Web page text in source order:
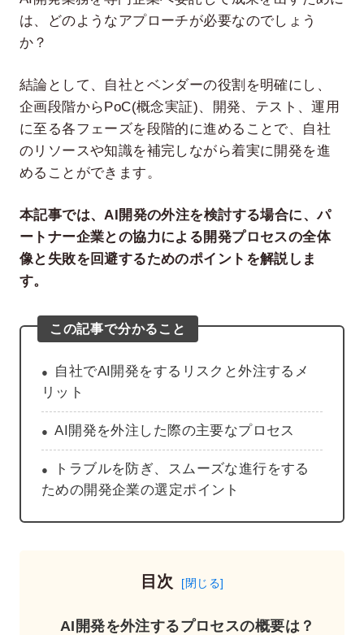
2026年7月時点 2026年6月時点
は、どのようなアプローチが必要なのでしょう
か？
結論として、自社とベンダーの役割を明確にし、
企画段階からPoC(概念実証)、開発、テスト、運用
に至る各フェーズを段階的に進めることで、自社
のリソースや知識を補完しながら着実に開発を進
めることができます。
本記事では、AI開発の外注を検討する場合に、パ
ートナー企業との協力による開発プロセスの全体
像と失敗を回避するためのポイントを解説しま
す。
この記事で分かること
自社でAI開発をするリスクと外注するメ
リット
AI開発を外注した際の主要なプロセス
トラブルを防ぎ、スムーズな進行をする
ための開発企業の選定ポイント
目次
AI開発を外注するプロセスの概要は？